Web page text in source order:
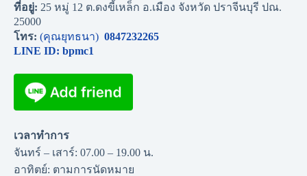
ที่อยู่: 25 หมู่ 12 ต.ดงขี้เหล็ก อ.เมือง จังหวัด ปราจีนบุรี ปณ.
25000
โทร: (คุณยุทธนา) 0847232265
LINE ID: bpmc1
เวลาทำการ
จันทร์ – เสาร์: 07.00 – 19.00 น.
อาทิตย์: ตามการนัดหมาย